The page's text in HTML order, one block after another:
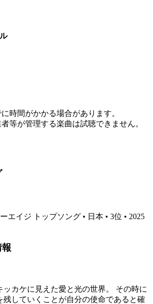
時間がかかる場合があります。
等が管理する楽曲は試聴できません。
エイジ トップソング • 日本 • 3位 • 2025
ッカケに見えた愛と光の世界。 その時に
残していくことが自分の使命であると確